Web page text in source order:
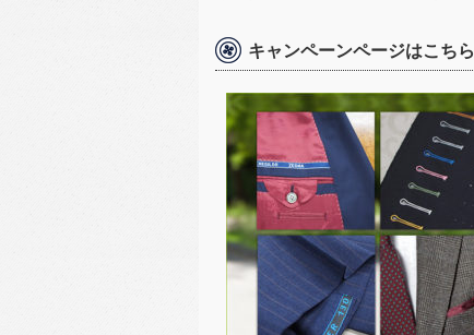
キャンペーンページはこちら